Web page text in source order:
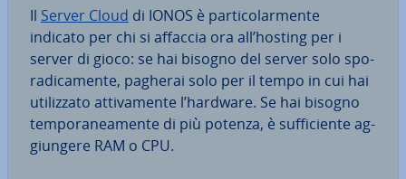
Il Server Cloud di IONOS è par­ti­co­lar­men­te
indicato per chi si affaccia ora all’hosting per i
server di gioco: se hai bisogno del server solo spo­
ra­di­ca­men­te, pagherai solo per il tempo in cui hai
uti­liz­za­to at­ti­va­men­te l’hardware. Se hai bisogno
tem­po­ra­nea­men­te di più potenza, è suf­fi­cien­te ag­
giun­ge­re RAM o CPU.